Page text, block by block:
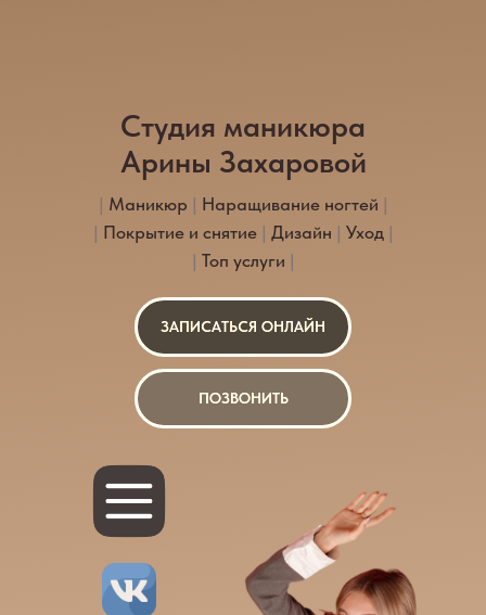
Студия маникюра
Арины Захаровой
| Маникюр | Наращивание ногтей |
| Покрытие и снятие | Дизайн | Уход |
| Топ услуги |
ЗАПИСАТЬСЯ ОНЛАЙН
ПОЗВОНИТЬ